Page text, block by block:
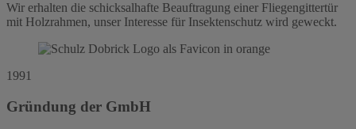
Wir erhalten die schicksalhafte Beauftragung einer Fliegengittertür
mit Holzrahmen, unser Interesse für Insektenschutz wird geweckt.
1991
Gründung der GmbH